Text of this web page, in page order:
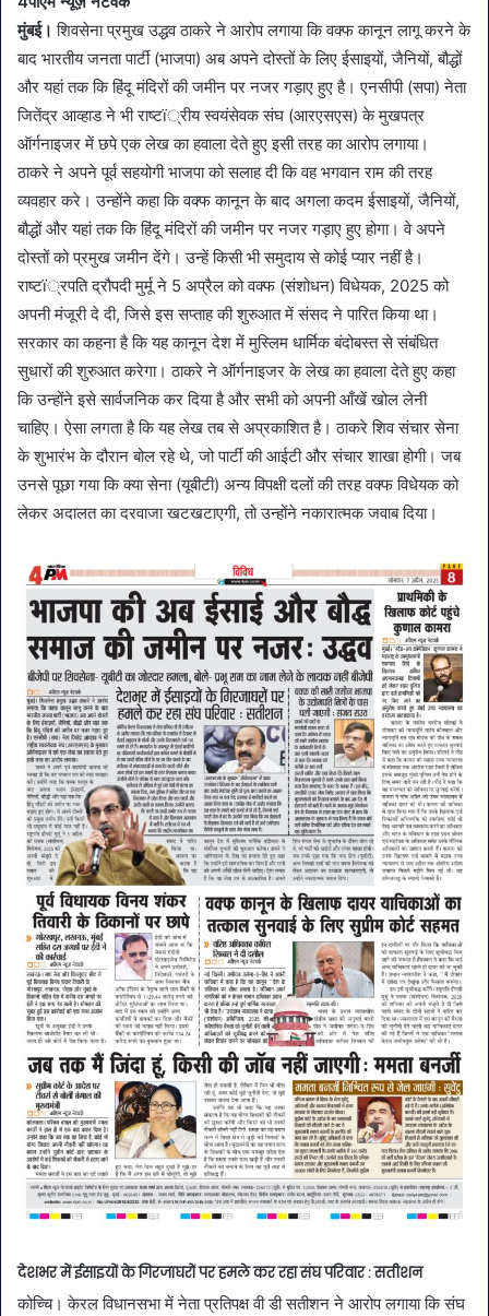
मुंबई। शिवसेना प्रमुख उद्धव ठाकरे ने आरोप लगाया कि वक्फ कानून लागू करने के
बाद भारतीय जनता पार्टी (भाजपा) अब अपने दोस्तों के लिए ईसाइयों, जैनियों, बौद्धों
और यहां तक कि हिंदू मंदिरों की जमीन पर नजर गड़ाए हुए है। एनसीपी (सपा) नेता
जितेंद्र आव्हाड ने भी राष्टï्रीय स्वयंसेवक संघ (आरएसएस) के मुखपत्र
ऑर्गनाइजर में छपे एक लेख का हवाला देते हुए इसी तरह का आरोप लगाया।
ठाकरे ने अपने पूर्व सहयोगी भाजपा को सलाह दी कि वह भगवान राम की तरह
व्यवहार करे। उन्होंने कहा कि वक्फ कानून के बाद अगला कदम ईसाइयों, जैनियों,
बौद्धों और यहां तक कि हिंदू मंदिरों की जमीन पर नजर गड़ाए हुए होगा। वे अपने
दोस्तों को प्रमुख जमीन देंगे। उन्हें किसी भी समुदाय से कोई प्यार नहीं है।
राष्टï्रपति द्रौपदी मुर्मू ने 5 अप्रैल को वक्फ (संशोधन) विधेयक, 2025 को
अपनी मंजूरी दे दी, जिसे इस सप्ताह की शुरुआत में संसद ने पारित किया था।
सरकार का कहना है कि यह कानून देश में मुस्लिम धार्मिक बंदोबस्त से संबंधित
सुधारों की शुरुआत करेगा। ठाकरे ने ऑर्गनाइजर के लेख का हवाला देते हुए कहा
कि उन्होंने इसे सार्वजनिक कर दिया है और सभी को अपनी आँखें खोल लेनी
चाहिए। ऐसा लगता है कि यह लेख तब से अप्रकाशित है। ठाकरे शिव संचार सेना
के शुभारंभ के दौरान बोल रहे थे, जो पार्टी की आईटी और संचार शाखा होगी। जब
उनसे पूछा गया कि क्या सेना (यूबीटी) अन्य विपक्षी दलों की तरह वक्फ विधेयक को
लेकर अदालत का दरवाजा खटखटाएगी, तो उन्होंने नकारात्मक जवाब दिया।
देशभर में ईसाइयों के गिरजाघरों पर हमले कर रहा संघ परिवार : सतीशन
कोच्चि। केरल विधानसभा में नेता प्रतिपक्ष वी डी सतीशन ने आरोप लगाया कि संघ